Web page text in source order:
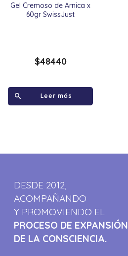
Gel Cremoso de Arnica x
60gr SwissJust
$48440
Leer más
DESDE 2012,
ACOMPAÑANDO
Y PROMOVIENDO EL
PROCESO DE EXPANSIÓN
DE LA CONSCIENCIA.